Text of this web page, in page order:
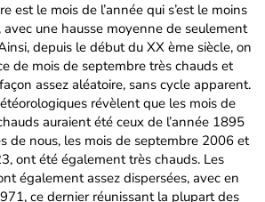
est le mois de l’année qui s’est le moins
avec une hausse moyenne de seulement
depuis le début du XX ème siècle, on
de mois de septembre très chauds et
assez aléatoire, sans cycle apparent.
révèlent que les mois de
auraient été ceux de l’année 1895
de nous, les mois de septembre 2006 et
ont été également très chauds. Les
également assez dispersées, avec en
ce dernier réunissant la plupart des